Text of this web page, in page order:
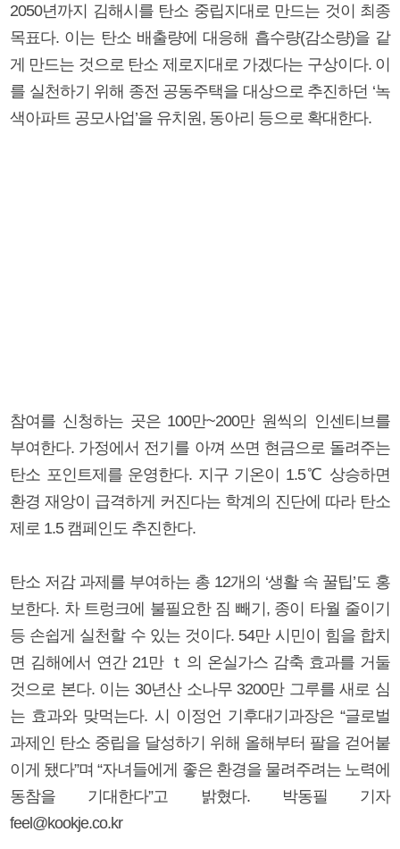
2050년까지 김해시를 탄소 중립지대로 만드는 것이 최종
목표다. 이는 탄소 배출량에 대응해 흡수량(감소량)을 같
게 만드는 것으로 탄소 제로지대로 가겠다는 구상이다. 이
를 실천하기 위해 종전 공동주택을 대상으로 추진하던 ‘녹
색아파트 공모사업’을 유치원, 동아리 등으로 확대한다.
참여를 신청하는 곳은 100만~200만 원씩의 인센티브를
부여한다. 가정에서 전기를 아껴 쓰면 현금으로 돌려주는
탄소 포인트제를 운영한다. 지구 기온이 1.5℃ 상승하면
환경 재앙이 급격하게 커진다는 학계의 진단에 따라 탄소
제로 1.5 캠페인도 추진한다.
탄소 저감 과제를 부여하는 총 12개의 ‘생활 속 꿀팁’도 홍
보한다. 차 트렁크에 불필요한 짐 빼기, 종이 타월 줄이기
등 손쉽게 실천할 수 있는 것이다. 54만 시민이 힘을 합치
면 김해에서 연간 21만 ｔ의 온실가스 감축 효과를 거둘
것으로 본다. 이는 30년산 소나무 3200만 그루를 새로 심
는 효과와 맞먹는다. 시 이정언 기후대기과장은 “글로벌
과제인 탄소 중립을 달성하기 위해 올해부터 팔을 걷어붙
이게 됐다”며 “자녀들에게 좋은 환경을 물려주려는 노력에
동참을 기대한다”고 밝혔다. 박동필 기자
feel@kookje.co.kr